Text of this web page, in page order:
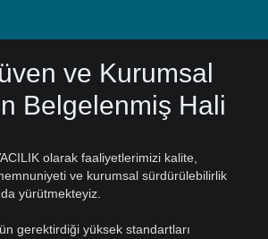
ve Kurumsal
Belgelenmiş Hali
olarak faaliyetlerimizi kalite,
ve kurumsal sürdürülebilirlik
yürütmekteyiz.
gerektirdiği yüksek standartları